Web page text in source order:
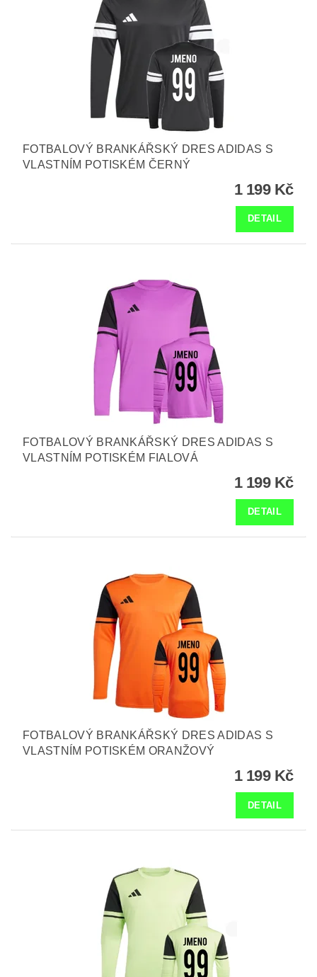
FOTBALOVÝ BRANKÁŘSKÝ DRES ADIDAS S
VLASTNÍM POTISKÉM ČERNÝ
1 199 Kč
DETAIL
FOTBALOVÝ BRANKÁŘSKÝ DRES ADIDAS S
VLASTNÍM POTISKÉM FIALOVÁ
1 199 Kč
DETAIL
FOTBALOVÝ BRANKÁŘSKÝ DRES ADIDAS S
VLASTNÍM POTISKÉM ORANŽOVÝ
1 199 Kč
DETAIL